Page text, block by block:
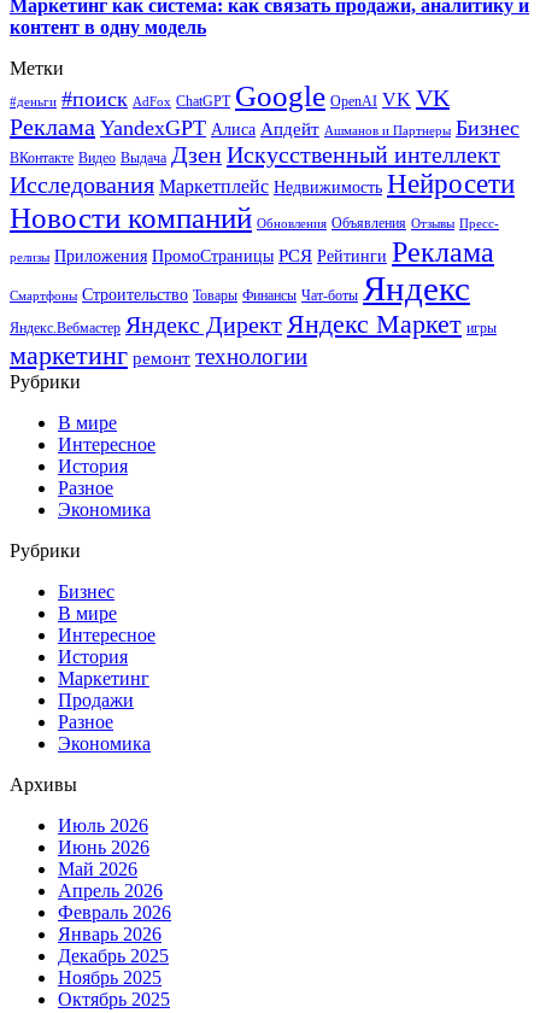
Маркетинг как система: как связать продажи, аналитику и
контент в одну модель
Метки
#деньги #поиск AdFox ChatGPT Google OpenAI VK VK
Реклама YandexGPT Алиса Апдейт Ашманов и Партнеры Бизнес
ВКонтакте Видео Выдача ДзенИскусственный интеллект
Исследования Маркетплейс Недвижимость Нейросети
Новости компаний Обновления Объявления Отзывы Пресс-
релизы Приложения ПромоСтраницы РСЯ Рейтинги Реклама
Смартфоны Строительство Товары Финансы Чат-боты Яндекс
Яндекс.Вебмастер Яндекс Директ Яндекс Маркет игры
маркетинг ремонт технологии
Рубрики
В мире
Интересное
История
Разное
Экономика
Рубрики
Бизнес
В мире
Интересное
История
Маркетинг
Продажи
Разное
Экономика
Архивы
Июль 2026
Июнь 2026
Май 2026
Апрель 2026
Февраль 2026
Январь 2026
Декабрь 2025
Ноябрь 2025
Октябрь 2025